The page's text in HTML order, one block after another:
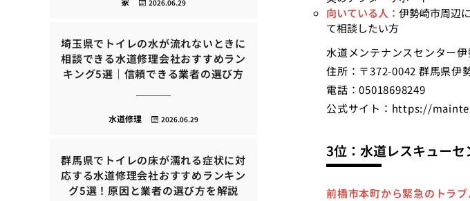
向いている人： 伊勢崎市周辺
て相談したい方
水道メンテナンスセンター
住所：〒372-0042 群馬県伊
電話：05018698249
公式サイト： https://
3位：水道レスキュー
前橋市本町から緊急のトラ
2026.06.29
埼玉県でトイレの水が流れないときに
相談できる水道修理会社おすすめラン
キング5選｜信頼できる業者の選び方
2026.06.29
水道修理
群馬県でトイレの床が濡れる症状に対
応する水道修理会社おすすめランキン
グ5選！原因と業者の選び方を解説